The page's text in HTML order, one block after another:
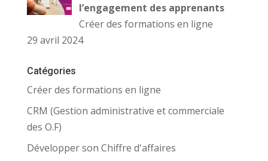
l’engagement des apprenants
Créer des formations en ligne
29 avril 2024
Catégories
Créer des formations en ligne
CRM (Gestion administrative et commerciale
des O.F)
Développer son Chiffre d'affaires